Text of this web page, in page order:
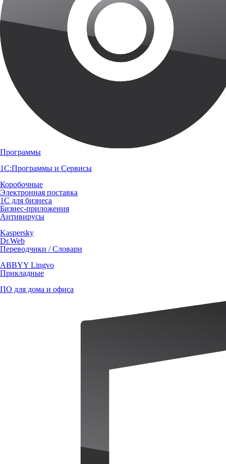
Программы
1С:Программы и Сервисы
Коробочные
Электронная поставка
1С для бизнеса
Бизнес-приложения
Антивирусы
Kaspersky
Dr.Web
Переводчики / Словари
ABBYY Lingvo
Прикладные
ПО для дома и офиса